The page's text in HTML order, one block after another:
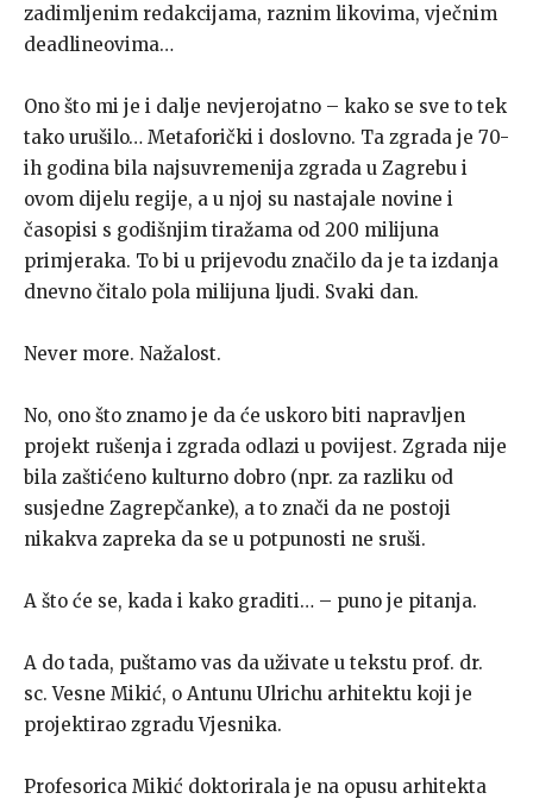
zadimljenim redakcijama, raznim likovima, vječnim
deadlineovima…
Ono što mi je i dalje nevjerojatno – kako se sve to tek
tako urušilo… Metaforički i doslovno. Ta zgrada je 70-
ih godina bila najsuvremenija zgrada u Zagrebu i
ovom dijelu regije, a u njoj su nastajale novine i
časopisi s godišnjim tiražama od 200 milijuna
primjeraka. To bi u prijevodu značilo da je ta izdanja
dnevno čitalo pola milijuna ljudi. Svaki dan.
Never more. Nažalost.
No, ono što znamo je da će uskoro biti napravljen
projekt rušenja i zgrada odlazi u povijest. Zgrada nije
bila zaštićeno kulturno dobro (npr. za razliku od
susjedne Zagrepčanke), a to znači da ne postoji
nikakva zapreka da se u potpunosti ne sruši.
A što će se, kada i kako graditi… – puno je pitanja.
A do tada, puštamo vas da uživate u tekstu prof. dr.
sc. Vesne Mikić, o Antunu Ulrichu arhitektu koji je
projektirao zgradu Vjesnika.
Profesorica Mikić doktorirala je na opusu arhitekta